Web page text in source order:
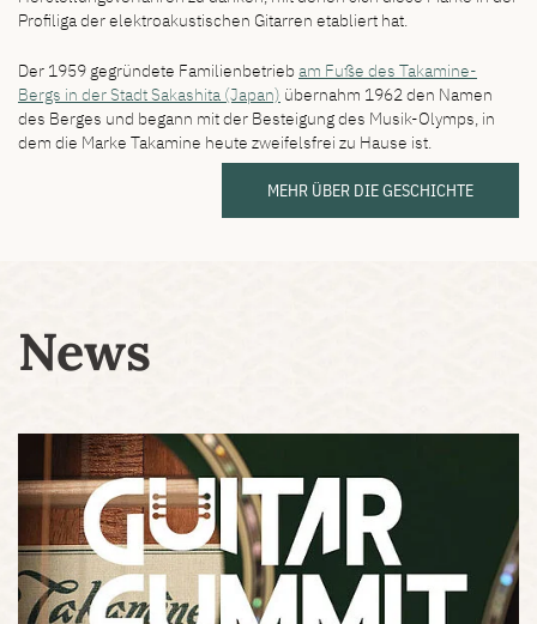
Profiliga der elektroakustischen Gitarren etabliert hat.
Der 1959 gegründete Familienbetrieb am Fuße des Takamine-
Bergs in der Stadt Sakashita (Japan) übernahm 1962 den Namen
des Berges und begann mit der Besteigung des Musik-Olymps, in
dem die Marke Takamine heute zweifelsfrei zu Hause ist.
MEHR ÜBER DIE GESCHICHTE
News